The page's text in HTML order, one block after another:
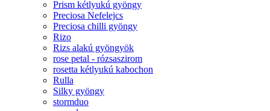
Prism kétlyukú gyöngy
Preciosa Nefelejcs
Preciosa chilli gyöngy
Rizo
Rizs alakú gyöngyök
rose petal - rózsaszirom
rosetta kétlyukú kabochon
Rulla
Silky gyöngy
stormduo